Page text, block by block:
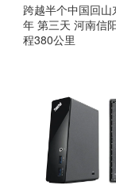
跨越半个中国回山
年 第三天 河南信
程380公里